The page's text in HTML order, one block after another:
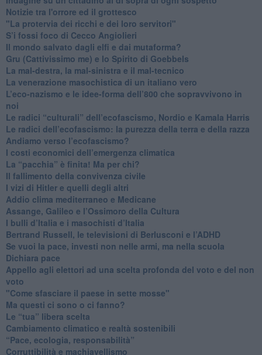
Notizie tra l'orrore ed il grottesco
"La protervia dei ricchi e dei loro servitori"
S’i fossi foco di Cecco Angiolieri
​Il mondo salvato dagli elfi e dai mutaforma?
Gru (Cattivissimo me) e lo Spirito di Goebbels
​La mal-destra, la mal-sinistra e il mal-tecnico
​La venerazione masochistica di un italiano vero
​L’eco-nazismo e le idee-forma dell’800 che sopravvivono in
noi
​Le radici “culturali” dell’ecofascismo, Nordio e Kamala Harris
Le radici dell’ecofascismo: la purezza della terra e della razza
Andiamo verso l’ecofascismo?
I costi economici dell’emergenza climatica
​La “pacchia” è finita! Ma per chi?
​Il fallimento della convivenza civile
​I vizi di Hitler e quelli degli altri
Addio clima mediterraneo e Medicane
​Assange, Galileo e l’Ossimoro della Cultura
​I bulli d’Italia e i masochisti d’Italia
​Bertrand Russell, le televisioni di Berlusconi e l’ADHD
​Se vuoi la pace, investi non nelle armi, ma nella scuola
​Dichiara pace
​Appello agli elettori ad una scelta profonda del voto e del non
voto
"Come sfasciare il paese in sette mosse"
​Ma questi ci sono o ci fanno?
​Le “tua” libera scelta
Cambiamento climatico e realtà sostenibili
“Pace, ecologia, responsabilità”
​Corruttibilità e machiavellismo